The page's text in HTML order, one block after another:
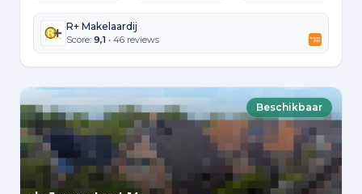
R+ Makelaardij
Score: 9,1 • 46 reviews
Beschikbaar